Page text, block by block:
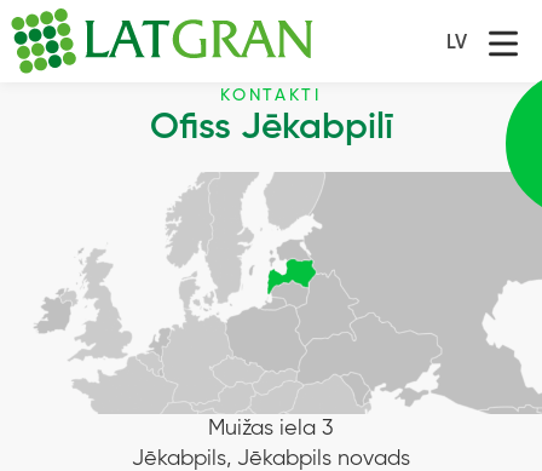
LV
KONTAKTI
Ofiss Jēkabpilī
Muižas iela 3
Jēkabpils, Jēkabpils novads